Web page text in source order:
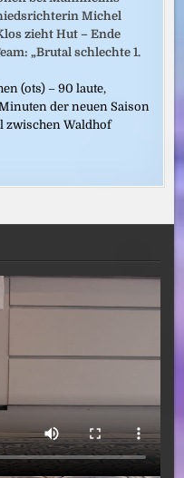
Michel
zieht Hut – Ende
„Brutal schlechte 1.
(ots) – 90 laute,
der neuen Saison
zwischen Waldhof